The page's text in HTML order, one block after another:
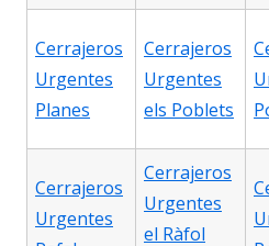
Cerrajeros
Urgentes
Planes
Cerrajeros
Urgentes
els Poblets
Cerrajeros
Urgentes
Cerrajeros
Urgentes
el Ràfol